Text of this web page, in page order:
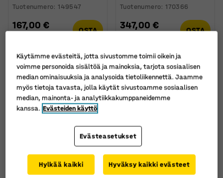
Tuotenumero:149547
167,00 € OSTA
Tuotenumero:170366
347,00 € OSTA
Laatikosto FLEXUS,
Laatikosto FLEXUS,
Käytämme evästeitä, jotta sivustomme toimii oikein ja
voimme personoida sisältöä ja mainoksia, tarjota sosiaalisen
median ominaisuuksia ja analysoida tietoliikennettä. Jaamme
myös tietoja tavasta, jolla käytät sivustoamme sosiaalisen
median, mainonta- ja analytiikkakumppaneidemme
kanssa. Evästeiden käyttö
Evästeasetukset
Hylkää kaikki Hyväksy kaikki evästeet